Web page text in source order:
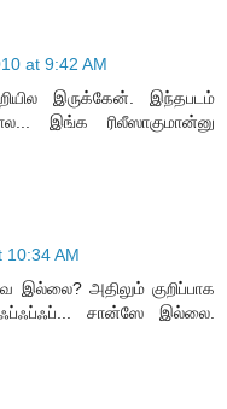
at 9:42 AM
இருக்கேன். இந்தபடம்
இங்க ரிலீஸாகுமான்னு
10:34 AM
அதிலும் குறிப்பாக
சான்ஸே இல்லை.